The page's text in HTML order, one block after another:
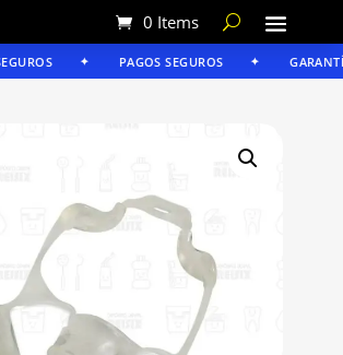
0 Items
PAGOS SEGUROS